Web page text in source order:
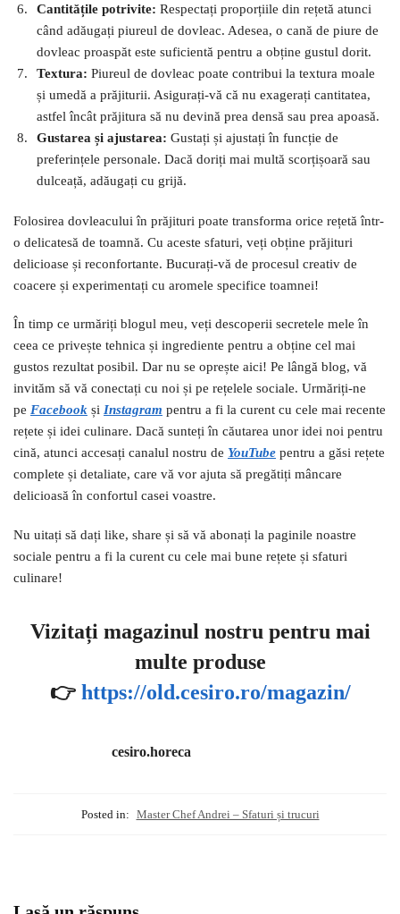
Cantitățile potrivite: Respectați proporțiile din rețetă atunci
când adăugați piureul de dovleac. Adesea, o cană de piure de
dovleac proaspăt este suficientă pentru a obține gustul dorit.
Textura: Piureul de dovleac poate contribui la textura moale
și umedă a prăjiturii. Asigurați-vă că nu exagerați cantitatea,
astfel încât prăjitura să nu devină prea densă sau prea apoasă.
Gustarea și ajustarea: Gustați și ajustați în funcție de
preferințele personale. Dacă doriți mai multă scorțișoară sau
dulceață, adăugați cu grijă.
Folosirea dovleacului în prăjituri poate transforma orice rețetă într-
o delicatesă de toamnă. Cu aceste sfaturi, veți obține prăjituri
delicioase și reconfortante. Bucurați-vă de procesul creativ de
coacere și experimentați cu aromele specifice toamnei!
În timp ce urmăriți blogul meu, veți descoperii secretele mele în
ceea ce privește tehnica și ingrediente pentru a obține cel mai
gustos rezultat posibil. Dar nu se oprește aici! Pe lângă blog, vă
invităm să vă conectați cu noi și pe rețelele sociale. Urmăriți-ne
pe Facebook și Instagram pentru a fi la curent cu cele mai recente
rețete și idei culinare. Dacă sunteți în căutarea unor idei noi pentru
cină, atunci accesați canalul nostru de YouTube pentru a găsi rețete
complete și detaliate, care vă vor ajuta să pregătiți mâncare
delicioasă în confortul casei voastre.
Nu uitați să dați like, share și să vă abonați la paginile noastre
sociale pentru a fi la curent cu cele mai bune rețete și sfaturi
culinare!
Vizitați magazinul nostru pentru mai
multe produse
👉 https://old.cesiro.ro/magazin/
cesiro.horeca
Posted in: Master Chef Andrei – Sfaturi și trucuri